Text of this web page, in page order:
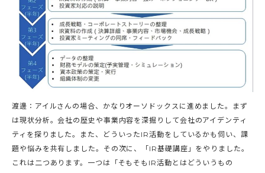
渡邊：アイルさんの場合、かなりオーソドックスに進めました。まず
は現状分析。会社の歴史や事業内容を深掘りして会社のアイデンティ
ティを探りました。また、どういったIR活動をしているかも伺い、課
題や悩みを共有しました。その次に、「IR基礎講座」をやりました。
これは二つあります。一つは「そもそもIR活動とはどういうもの